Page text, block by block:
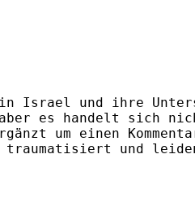
Israel und ihre
es handelt sich
um einen
traumatisiert und